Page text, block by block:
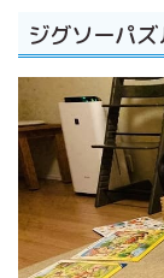
ジグソーパズ